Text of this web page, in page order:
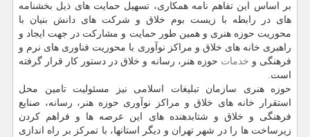
بر اساس این تفاهم نامه همکاری، تسهیل حمایت های ذیل بخشنامه
های در رابطه با زیست بوم خلاق و شرکت های دانش بنیان با
محوریت حوزه هنری و همین طور حمایت و مشارکت در جهت ایجاد و
راهبری خانه های خلاق و مراکز نوآوری با محوریت فناوری های نرم و
فرهنگی و خدمات حوزه هنر، رسانه و خلاق در دستور کار قرار گرفته
است.
حوزه هنری سازمان تبلیغات اسلامی نیز مسئولیت تامین محل
استقرار خانه های خلاق و مراکز نوآوری حوزه هنر، رسانه، صنایع
فرهنگی و خلاق و شتابدهنده های این عرصه ها و فراهم کردن
زیرساخت ها را در شهر تهران و دیگر استانها، با تمرکز بر راه اندازی